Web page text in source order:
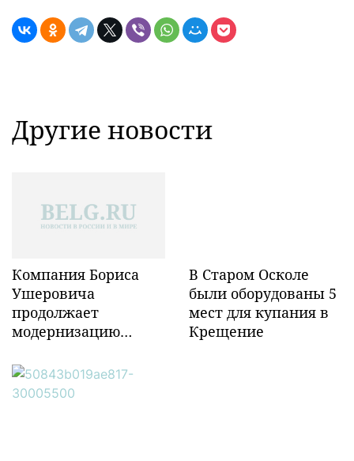
Другие новости
Компания Бориса
Ушеровича
продолжает
модернизацию
инфраструктуры в
Забайкалье
В Старом Осколе
были оборудованы 5
мест для купания в
Крещение